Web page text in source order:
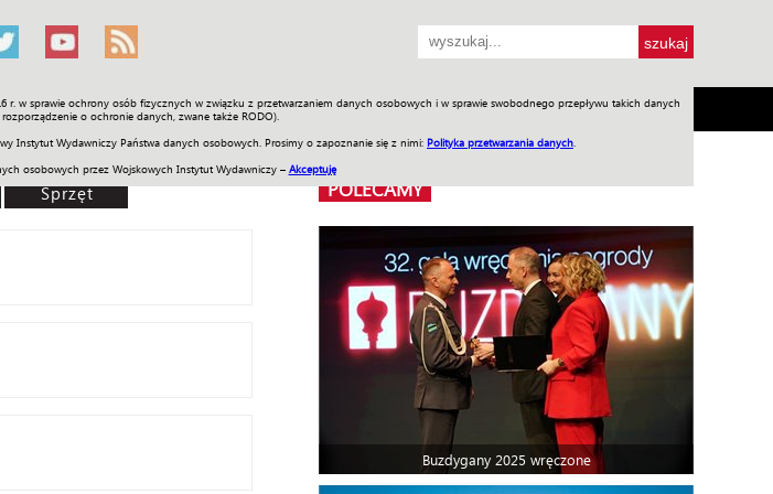
r. w sprawie ochrony osób fizycznych w związku z przetwarzaniem danych osobowych i w sprawie swobodnego przepływu takich danych
o ochronie danych, zwane także RODO).
Instytut Wydawniczy Państwa danych osobowych. Prosimy o zapoznanie się z nimi: Polityka przetwarzania danych
osobowych przez Wojskowych Instytut Wydawniczy – Akceptuję
Historia Galerie Wideo ENGLISH SKLEP Jednodniówki Praca w WIW
Sprzęt POLECAMY
Buzdygany 2025 wręczone